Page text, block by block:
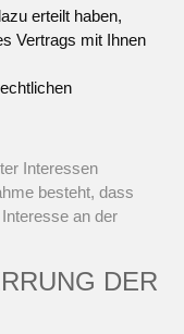
erteilt haben,
Vertrags mit Ihnen
Interessen
besteht, dass
an der
DER